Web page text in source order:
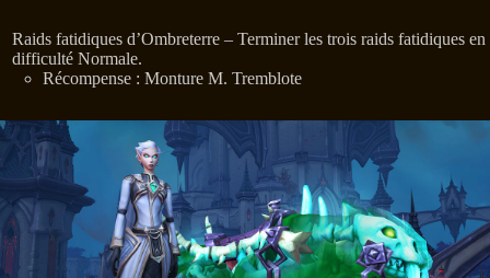
Raids fatidiques d’Ombreterre – Terminer les trois raids fatidiques en
difficulté Normale.
Récompense : Monture M. Tremblote